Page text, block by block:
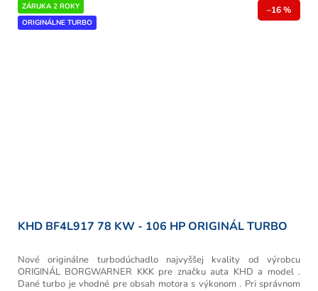
ZÁRUKA 2 ROKY
ORIGINÁLNE TURBO
–16 %
KHD BF4L917 78 KW - 106 HP ORIGINÁL TURBO
Nové originálne turbodúchadlo najvyššej kvality od výrobcu
ORIGINÁL BORGWARNER KKK pre značku auta KHD a model .
Dané turbo je vhodné pre obsah motora s výkonom . Pri správnom